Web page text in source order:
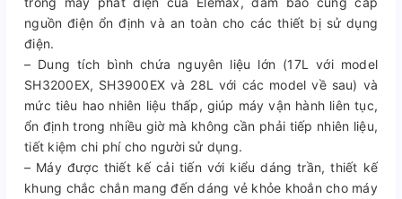
nguồn điện ổn định và an toàn cho các thiết bị sử dụng
điện.
– Dung tích bình chứa nguyên liệu lớn (17L với model
SH3200EX, SH3900EX và 28L với các model về sau) và
mức tiêu hao nhiên liệu thấp, giúp máy vận hành liên tục,
ổn định trong nhiều giờ mà không cần phải tiếp nhiên liệu,
tiết kiệm chi phí cho người sử dụng.
– Máy được thiết kế cải tiến với kiểu dáng trần, thiết kế
khung chắc chắn mang đến dáng vẻ khỏe khoắn cho máy